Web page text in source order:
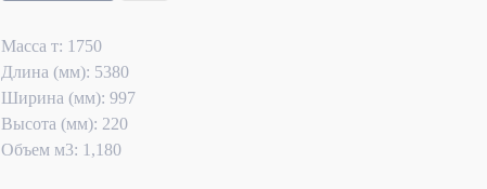
Масса т: 1750
Длина (мм): 5380
Ширина (мм): 997
Высота (мм): 220
Объем м3: 1,180